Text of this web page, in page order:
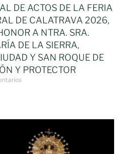
DE ACTOS DE LA FERIA
DE CALATRAVA 2026,
A NTRA. SRA.
DE LA SIERRA,
Y SAN ROQUE DE
Y PROTECTOR